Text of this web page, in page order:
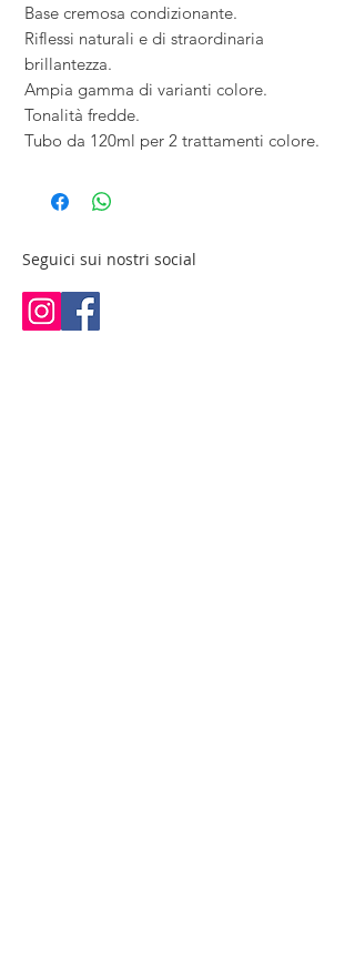
Base cremosa condizionante.
Riflessi naturali e di straordinaria
brillantezza.
Ampia gamma di varianti colore.
Tonalità fredde.
Tubo da 120ml per 2 trattamenti colore.
Seguici sui nostri social